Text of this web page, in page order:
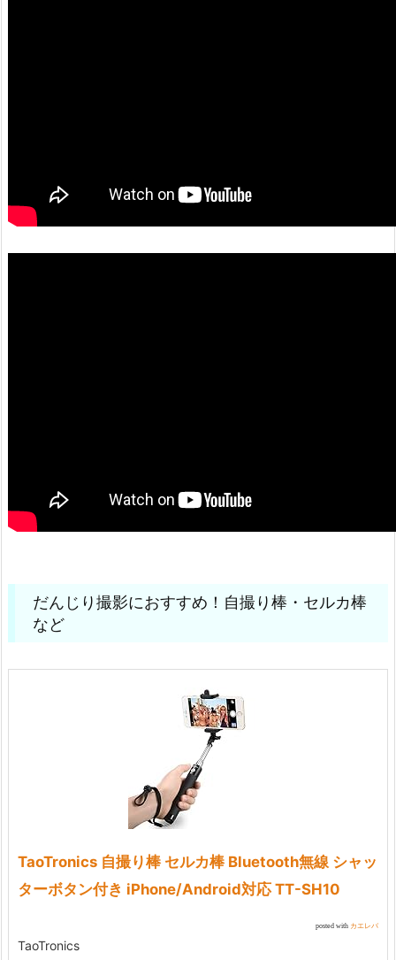
だんじり撮影におすすめ！自撮り棒・セルカ棒
など
TaoTronics 自撮り棒 セルカ棒 Bluetooth無線 シャッ
ターボタン付き iPhone/Android対応 TT-SH10
posted with カエレバ
TaoTronics